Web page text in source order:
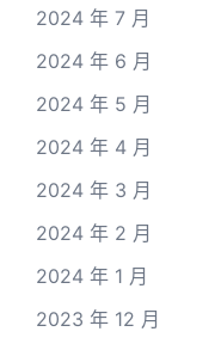
2024 年 7 月
2024 年 6 月
2024 年 5 月
2024 年 4 月
2024 年 3 月
2024 年 2 月
2024 年 1 月
2023 年 12 月